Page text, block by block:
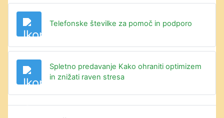
Telefonske številke za pomoč in podporo
Spletno predavanje Kako ohraniti optimizem
in znižati raven stresaURL